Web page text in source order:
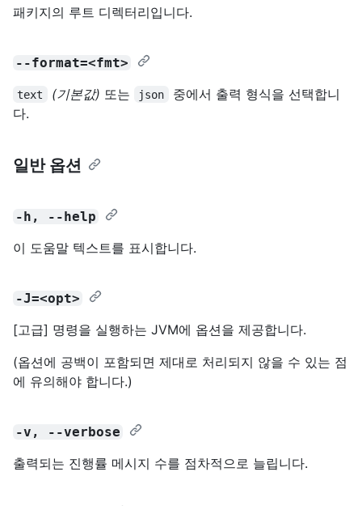
패키지의 루트 디렉터리입니다.
--format=<fmt>
text (기본값) 또는 json
중에서 출력 형식을 선택합니
다.
일반 옵션
-h, --help
이 도움말 텍스트를 표시합니다.
-J=<opt>
[고급] 명령을 실행하는 JVM에 옵션을 제공합니다.
(옵션에 공백이 포함되면 제대로 처리되지 않을 수 있는 점
에 유의해야 합니다.)
-v, --verbose
출력되는 진행률 메시지 수를 점차적으로 늘립니다.